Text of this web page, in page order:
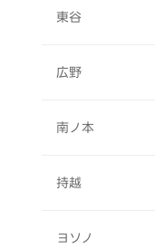
東谷
広野
南ノ本
持越
ヨソノ